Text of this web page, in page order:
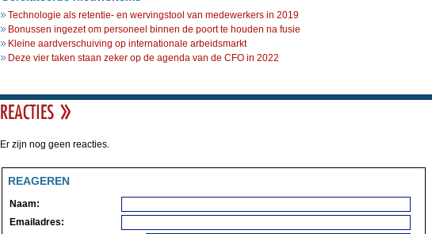
Technologie als retentie- en wervingstool van medewerkers in 2019
Bonussen ingezet om personeel binnen de poort te houden na fusie
Kleine aardverschuiving op internationale arbeidsmarkt
Deze vier taken staan zeker op de agenda van de CFO in 2022
Er zijn nog geen reacties.
REAGEREN
Naam:
Emailadres: